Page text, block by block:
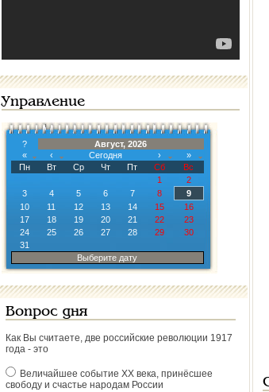
Управление
?
Август, 2026
«
‹ Сегодня ›
»
Пн
Вт Ср Чт Пт Сб
Вс
1
2
3
4 5 6 7 8
9
10
11 12 13 14 15
16
17
18 19 20 21 22
23
24
25 26 27 28 29
30
31
Выберите дату
Вопрос дня
Как Вы считаете, две российские революции 1917
года - это
Величайшее событие ХХ века, принёсшее
свободу и счастье народам России